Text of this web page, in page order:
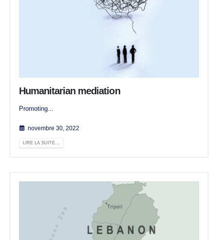
Humanitarian mediation
Promoting...
novembre 30, 2022
LIRE LA SUITE...